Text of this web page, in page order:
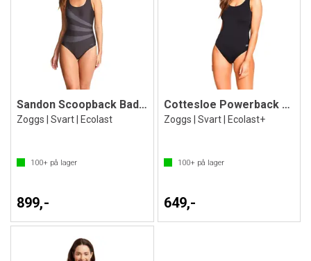
Sandon Scoopback Badedrakt
Zoggs | Svart | Ecolast
100+ på lager
899,-
Cottesloe Powerback Badedrakt
Zoggs | Svart | Ecolast+
100+på lager
649,-